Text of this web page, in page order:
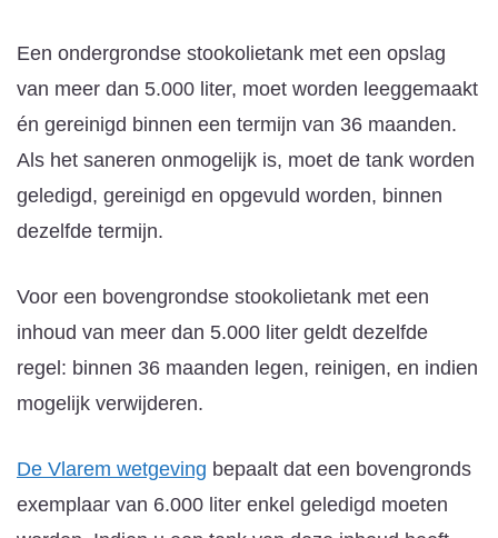
Een ondergrondse stookolietank met een opslag
van meer dan 5.000 liter, moet worden leeggemaakt
én gereinigd binnen een termijn van 36 maanden.
Als het saneren onmogelijk is, moet de tank worden
geledigd, gereinigd en opgevuld worden, binnen
dezelfde termijn.
Voor een bovengrondse stookolietank met een
inhoud van meer dan 5.000 liter geldt dezelfde
regel: binnen 36 maanden legen, reinigen, en indien
mogelijk verwijderen.
De Vlarem wetgeving bepaalt dat een bovengronds
exemplaar van 6.000 liter enkel geledigd moeten